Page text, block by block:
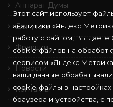
Аппарат Думы
Депутаты
Фракции
Новости
Контакты
Этот сайт использует
аналитики
работу с сайтом, Вы даете
cookie-файлов на
сервисом
ваши данные
cookie-файлы в
браузера и устройства, с